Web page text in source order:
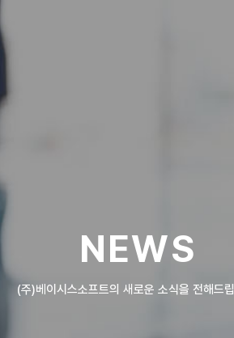
NEWS
(주)베이시스소프트의 새로운 소식을 전해드